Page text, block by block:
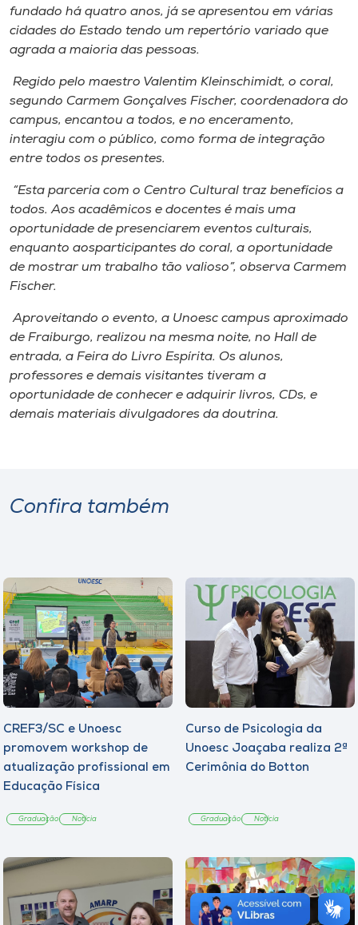
CPA
Biblioteca
Editora
Museu
Unoesc
Store
Selecione
o idioma
fundado há quatro anos, já se apresentou em várias
cidades do Estado tendo um repertório variado que
agrada a maioria das pessoas.
Regido pelo maestro Valentim Kleinschimidt, o coral,
segundo Carmem Gonçalves Fischer, coordenadora do
campus, encantou a todos, e no enceramento,
interagiu com o público, como forma de integração
entre todos os presentes.
“Esta parceria com o Centro Cultural traz benefícios a
todos. Aos acadêmicos e docentes é mais uma
oportunidade de presenciarem eventos culturais,
enquanto aosparticipantes do coral, a oportunidade
de mostrar um trabalho tão valioso”, observa Carmem
Fischer.
Aproveitando o evento, a Unoesc campus aproximado
de Fraiburgo, realizou na mesma noite, no Hall de
entrada, a Feira do Livro Espírita. Os alunos,
professores e demais visitantes tiveram a
oportunidade de conhecer e adquirir livros, CDs, e
demais materiais divulgadores da doutrina.
Confira também
CREF3/SC e Unoesc
promovem workshop de
atualização profissional em
Educação Física
Graduação Notícia
Curso de Psicologia da
Unoesc Joaçaba realiza 2ª
Cerimônia do Botton
Graduação Notícia